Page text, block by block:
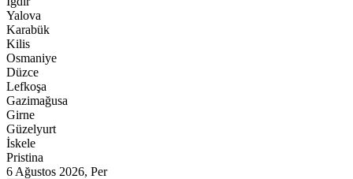
Yalova
Karabük
Kilis
Osmaniye
Düzce
Lefkoşa
Gazimağusa
Girne
Güzelyurt
İskele
Pristina
6 Ağustos 2026, Per